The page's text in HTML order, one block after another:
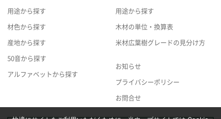
用途から探す
材色から探す
産地から探す
50音から探す
アルファベットから探す
用途から探す
木材の単位・換算表
米材広葉樹グレードの見分け方
お知らせ
プライバシーポリシー
お問合せ